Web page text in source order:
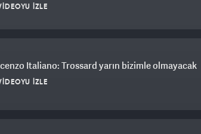
İZLE
Italiano: Trossard yarın bizimle olmayacak
İZLE